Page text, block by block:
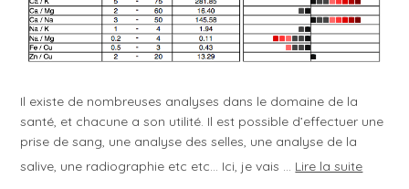
Il existe de nombreuses analyses dans le domaine de la
santé, et chacune a son utilité. Il est possible d’effectuer une
prise de sang, une analyse des selles, une analyse de la
salive, une radiographie etc etc… Ici, je vais … Lire la suite